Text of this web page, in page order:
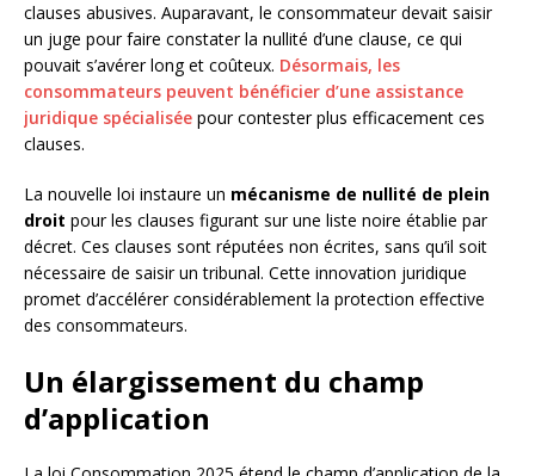
clauses abusives. Auparavant, le consommateur devait saisir
un juge pour faire constater la nullité d’une clause, ce qui
pouvait s’avérer long et coûteux. Désormais, les
consommateurs peuvent bénéficier d’une assistance
juridique spécialisée pour contester plus efficacement ces
clauses.
La nouvelle loi instaure un mécanisme de nullité de plein
droit pour les clauses figurant sur une liste noire établie par
décret. Ces clauses sont réputées non écrites, sans qu’il soit
nécessaire de saisir un tribunal. Cette innovation juridique
promet d’accélérer considérablement la protection effective
des consommateurs.
Un élargissement du champ
d’application